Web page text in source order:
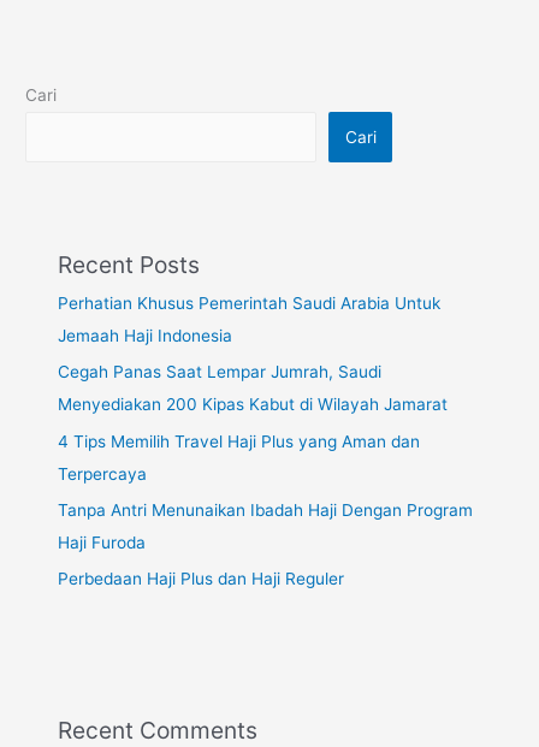
Cari
Cari
Recent Posts
Perhatian Khusus Pemerintah Saudi Arabia Untuk
Jemaah Haji Indonesia
Cegah Panas Saat Lempar Jumrah, Saudi
Menyediakan 200 Kipas Kabut di Wilayah Jamarat
4 Tips Memilih Travel Haji Plus yang Aman dan
Terpercaya
Tanpa Antri Menunaikan Ibadah Haji Dengan Program
Haji Furoda
Perbedaan Haji Plus dan Haji Reguler
Recent Comments